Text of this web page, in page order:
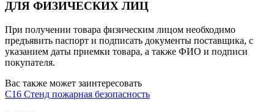
ДЛЯ ФИЗИЧЕСКИХ ЛИЦ
При получении товара физическим лицом необходимо
предъявить паспорт и подписать документы поставщика, с
указанием даты приемки товара, а также ФИО и подписи
покупателя.
Вас также может заинтересовать
С16 Стенд пожарная безопасность